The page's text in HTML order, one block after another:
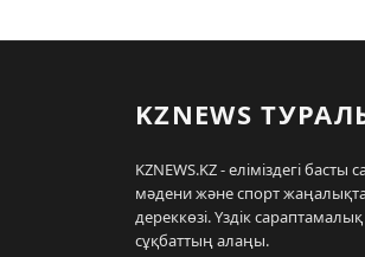
KZNEWS
KZNEWS.KZ - еліміздегі
мәдени және спорт
дереккөзі. Үздік
сұқбаттың алаңы.